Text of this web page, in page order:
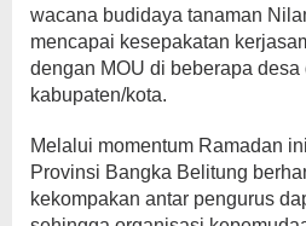
wacana budidaya tanaman
mencapai kesepakatan
dengan MOU di beberapa desa
kabupaten/kota.
Melalui momentum Ramadan
Provinsi Bangka Belitung
kekompakan antar pengurus